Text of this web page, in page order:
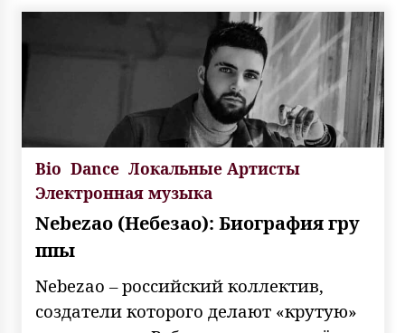
Bio Dance Локальные Артисты
Электронная музыка
Nebezao (Небезао): Биография гру
ппы
Nebezao – российский коллектив,
создатели которого делают «крутую»